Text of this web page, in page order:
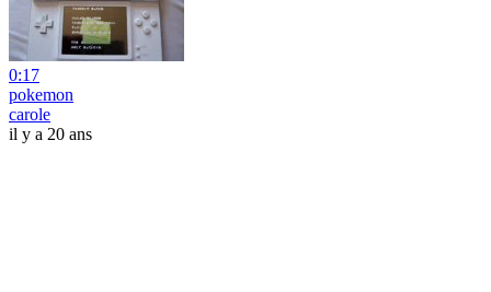
0:17
pokemon
carole
il y a 20 ans